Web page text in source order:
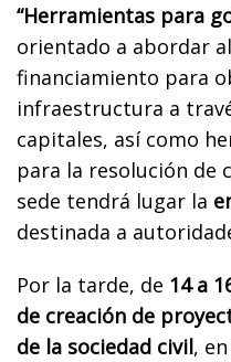
“Herramientas para
orientado a abordar
financiamiento para
infraestructura a
capitales, así como
para la resolución de
sede tendrá lugar la
destinada a
Por la tarde, de 14 a
de creación de
de la sociedad civil,